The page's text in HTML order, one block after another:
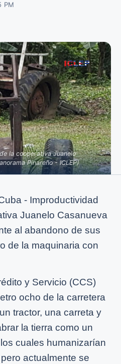
PM
la cooperativa Juanelo
Pinareño - ICLEP)
- Improductividad
Juanelo Casanueva
al abandono de sus
de la maquinaria con
y Servicio (CCS)
ocho de la carretera
tractor, una carreta y
la tierra como un
cuales humanizarían
actualmente se